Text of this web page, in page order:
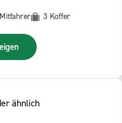
3 Koffer